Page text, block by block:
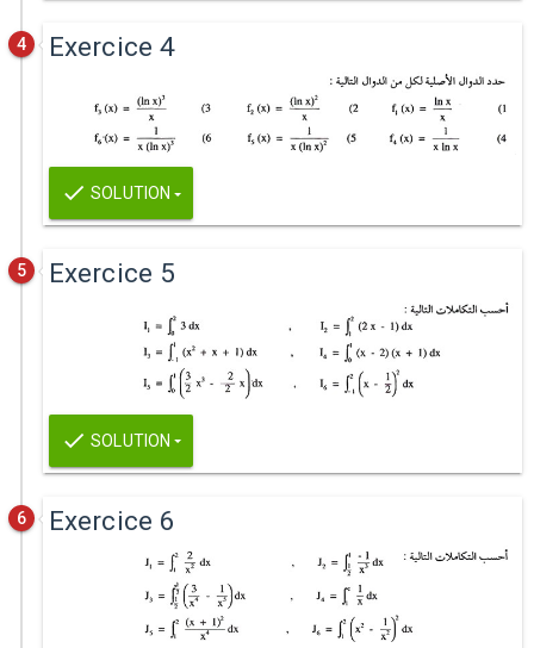
4 Exercice 4
SOLUTION
5 Exercice 5
SOLUTION
6 Exercice 6